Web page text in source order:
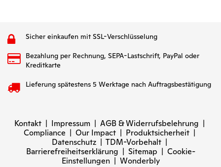
Sicher einkaufen mit SSL-Verschlüsselung
Bezahlung per Rechnung, SEPA-Lastschrift, PayPal oder
Kreditkarte
Lieferung spätestens 5 Werktage nach Auftragsbestätigung
Kontakt | Impressum | AGB & Widerrufsbelehrung |
Compliance | Our Impact | Produktsicherheit |
Datenschutz | TDM-Vorbehalt |
Barrierefreiheitserklärung | Sitemap | Cookie-
Einstellungen| Wonderbly